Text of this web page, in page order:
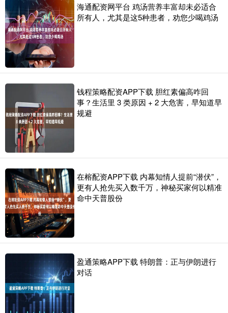
海通配资网平台 鸡汤营养丰富却未必适合
所有人，尤其是这5种患者，劝您少喝鸡汤
钱程策略配资APP下载 胆红素偏高咋回
事？生活里 3 类原因 + 2 大危害，早知道早
规避
在榕配资APP下载 内幕知情人提前“潜伏”，
更有人抢先买入数千万，神秘买家何以精准
命中天普股份
盈通策略APP下载 特朗普：正与伊朗进行
对话